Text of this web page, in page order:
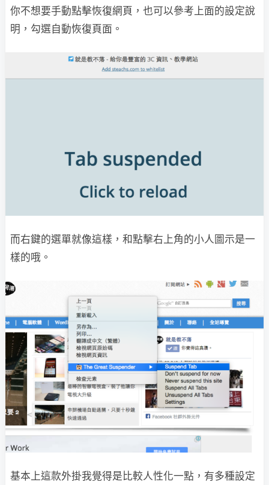
你不想要手動點擊恢復網頁，也可以參考上面的設定說
明，勾選自動恢復頁面。
而右鍵的選單就像這樣，和點擊右上角的小人圖示是一
樣的哦。
基本上這款外掛我覺得是比較人性化一點，有多種設定